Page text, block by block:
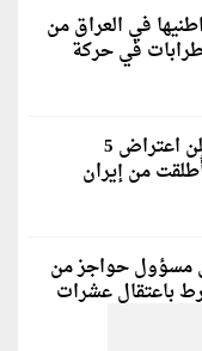
في العراق من
في حركة
الجيش الأردني يعلن اعتراض 5
من إيران
مسؤول حواجز من
باعتقال عشرات